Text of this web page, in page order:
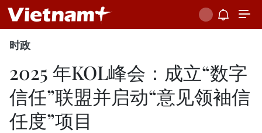
时政
2025 年KOL峰会：成立“数字
信任”联盟并启动“意见领袖信
任度”项目